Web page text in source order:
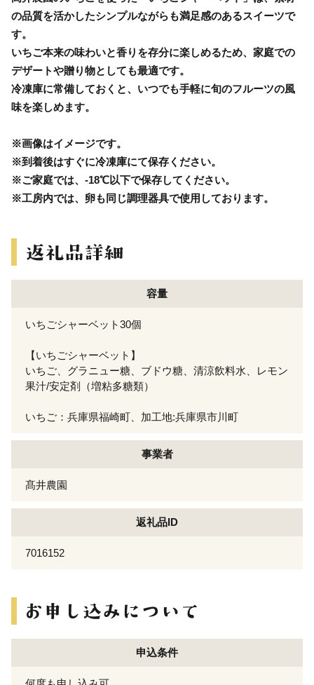
の品質を活かしたシンプルながらも満足感のあるスイーツで
す。
いちご本来の味わいと香りを存分に楽しめるため、家庭での
デザートや贈り物としても最適です。
冷凍庫に常備しておくと、いつでも手軽に旬のフルーツの風
味を楽しめます。
※画像はイメージです。
※到着後はすぐに冷凍庫にて保存ください。
※ご家庭では、-18℃以下で保存してください。
※工房内では、卵も同じ調理器具で使用しております。
容量
いちごシャーベット30個
【いちごシャーベット】
いちご、グラニュー糖、ブドウ糖、清涼飲料水、レモン
果汁/安定剤（増粘多糖類）
いちご：兵庫県福崎町、加工地:兵庫県市川町
事業者
髙井農園
返礼品ID
7016152
申込条件